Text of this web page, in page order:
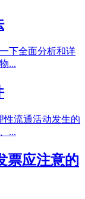
下全面分析和详
...
性流通活动发生的
...
票应注意的